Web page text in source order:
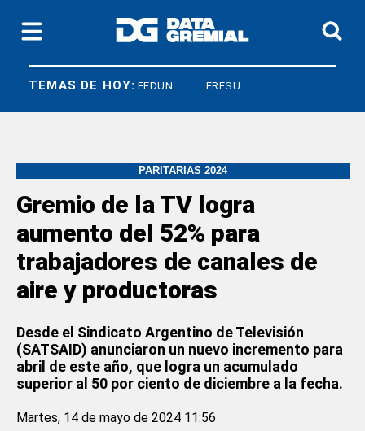
TEMAS DE HOY:
CNEA FEDUN FRESU
PARITARIAS 2024
Gremio de la TV logra
aumento del 52% para
trabajadores de canales de
aire y productoras
Desde el Sindicato Argentino de Televisión
(SATSAID) anunciaron un nuevo incremento para
abril de este año, que logra un acumulado
superior al 50 por ciento de diciembre a la fecha.
Martes, 14 de mayo de 2024 11:56